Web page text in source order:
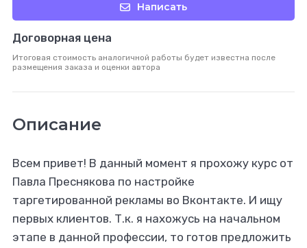
Написать
Договорная цена
Итоговая стоимость аналогичной работы будет известна после
размещения заказа и оценки автора
Описание
Всем привет! В данный момент я прохожу курс от
Павла Преснякова по настройке
таргетированной рекламы во Вконтакте. И ищу
первых клиентов. Т.к. я нахожусь на начальном
этапе в данной профессии, то готов предложить